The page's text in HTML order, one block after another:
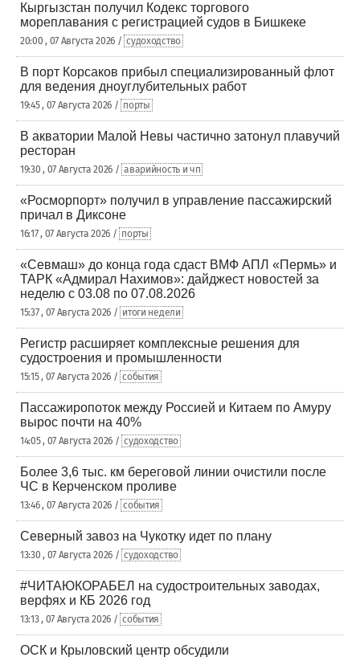
Кыргызстан получил Кодекс торгового
мореплавания с регистрацией судов в Бишкеке
20:00 , 07 Августа 2026 / судоходство
В порт Корсаков прибыл специализированный флот
для ведения дноуглубительных работ
19:45 , 07 Августа 2026 / порты
В акватории Малой Невы частично затонул плавучий
ресторан
19:30 , 07 Августа 2026 / аварийность и чп
«Росморпорт» получил в управление пассажирский
причал в Диксоне
16:17 , 07 Августа 2026 / порты
«Севмаш» до конца года сдаст ВМФ АПЛ «Пермь» и
ТАРК «Адмирал Нахимов»: дайджест новостей за
неделю с 03.08 по 07.08.2026
15:37 , 07 Августа 2026 / итоги недели
Регистр расширяет комплексные решения для
судостроения и промышленности
15:15 , 07 Августа 2026 / события
Пассажиропоток между Россией и Китаем по Амуру
вырос почти на 40%
14:05 , 07 Августа 2026 / судоходство
Более 3,6 тыс. км береговой линии очистили после
ЧС в Керченском проливе
13:46 , 07 Августа 2026 / события
Северный завоз на Чукотку идет по плану
13:30 , 07 Августа 2026 / судоходство
#ЧИТАЮКОРАБЕЛ на судостроительных заводах,
верфях и КБ 2026 год
13:13 , 07 Августа 2026 / события
ОСК и Крыловский центр обсудили